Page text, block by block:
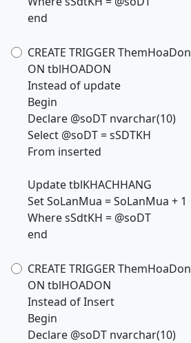
end
CREATE TRIGGER ThemHoaDon
ON tblHOADON
Instead of update
Begin
Declare @soDT nvarchar(10)
Select @soDT = sSDTKH
From inserted
Update tblKHACHHANG
Set SoLanMua = SoLanMua + 1
Where sSdtKH = @soDT
end
CREATE TRIGGER ThemHoaDon
ON tblHOADON
Instead of Insert
Begin
Declare @soDT nvarchar(10)